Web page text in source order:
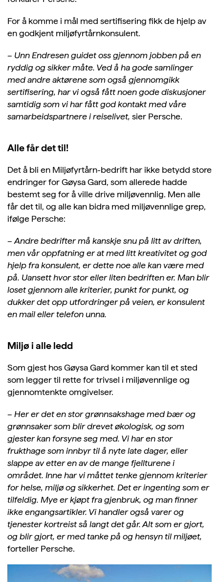
For å komme i mål med sertifisering fikk de hjelp av
en godkjent miljøfyrtårnkonsulent.
– Unn Endresen guidet oss gjennom jobben på en
ryddig og sikker måte. Ved å ha gode samlinger
med andre aktørene som også gjennomgikk
sertifisering, har vi også fått noen gode diskusjoner
samtidig som vi har fått god kontakt med våre
samarbeidspartnere i reiselivet, sier Persche.
Alle får det til!
Det å bli en Miljøfyrtårn-bedrift har ikke betydd store
endringer forGøysaGard, som allerede hadde
bestemt seg for å ville drive miljøvennlig. Men alle
får det til, og alle kan bidra med miljøvennlige grep,
ifølge Persche:
– Andre bedrifter må kanskje snu på litt av driften,
men vår oppfatning er at med litt kreativitet og god
hjelp fra konsulent, er dette noe alle kan være med
på. Uansett hvor stor eller liten bedriften er. Man blir
loset gjennom alle kriterier, punkt for punkt, og
dukker det opp utfordringer på veien, er konsulent
en mail eller telefon unna.
Miljø i alle ledd
Som gjest hosGøysaGard kommer kan til et sted
som legger til rette for trivsel i miljøvennlige og
gjennomtenkte omgivelser.
– Her er det en stor grønnsakshage med bær og
grønnsaker som blir drevet økologisk, og som
gjester kan forsyne seg med. Vi har en stor
frukthage som innbyr til å nyte late dager, eller
slappe av etter en av de mange fjellturene i
området. Inne har vi måttet tenke gjennom kriterier
for helse, miljø og sikkerhet. Det er ingenting som er
tilfeldig. Mye er kjøpt fra gjenbruk, og man finner
ikke engangsartikler. Vi handler også varer og
tjenester kortreist så langt det går. Alt som er gjort,
og blir gjort, er med tanke på og hensyn til miljøet,
forteller Persche.